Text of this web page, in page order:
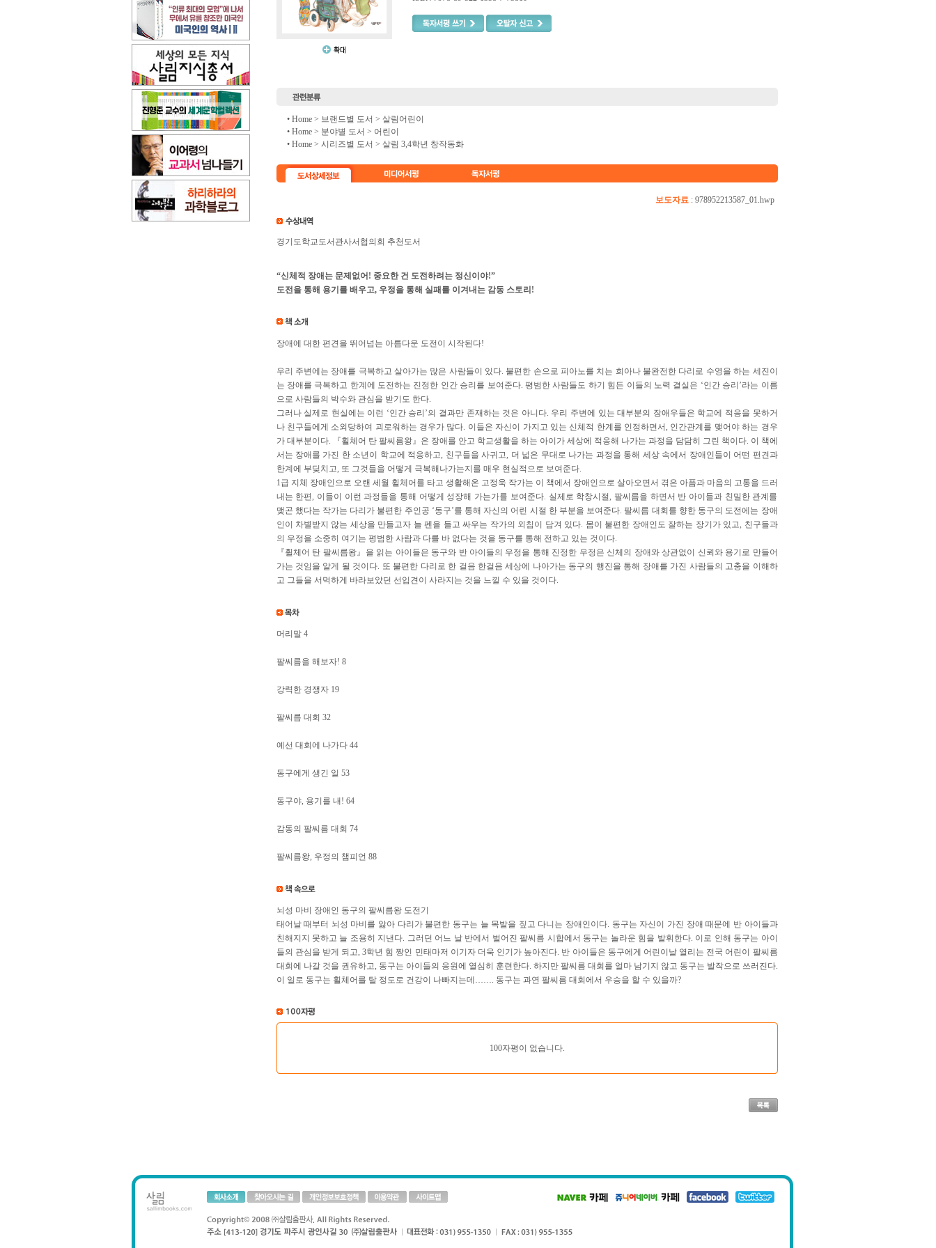
• Home > 브랜드별 도서 > 살림어린이
• Home > 분야별 도서 > 어린이
• Home > 시리즈별 도서 > 살림 3,4학년 창작동화
보도자료: 978952213587_01.hwp
경기도학교도서관사서협의회 추천도서
“신체적 장애는 문제없어! 중요한 건 도전하려는 정신이야!”
도전을 통해 용기를 배우고, 우정을 통해 실패를 이겨내는 감동 스토리!
장애에 대한 편견을 뛰어넘는 아름다운 도전이 시작된다!
우리 주변에는 장애를 극복하고 살아가는 많은 사람들이 있다. 불편한 손으로 피아노를 치는 희아나 불완전한 다리로 수영을 하는 세진이
는 장애를 극복하고 한계에 도전하는 진정한 인간 승리를 보여준다. 평범한 사람들도 하기 힘든 이들의 노력 결실은 ‘인간 승리’라는 이름
으로 사람들의 박수와 관심을 받기도 한다.
그러나 실제로 현실에는 이런 ‘인간 승리’의 결과만 존재하는 것은 아니다. 우리 주변에 있는 대부분의 장애우들은 학교에 적응을 못하거
나 친구들에게 소외당하여 괴로워하는 경우가 많다. 이들은 자신이 가지고 있는 신체적 한계를 인정하면서, 인간관계를 맺어야 하는 경우
가 대부분이다. 『휠체어 탄 팔씨름왕』은 장애를 안고 학교생활을 하는 아이가 세상에 적응해 나가는 과정을 담담히 그린 책이다. 이 책에
서는 장애를 가진 한 소년이 학교에 적응하고, 친구들을 사귀고, 더 넓은 무대로 나가는 과정을 통해 세상 속에서 장애인들이 어떤 편견과
한계에 부딪치고, 또 그것들을 어떻게 극복해나가는지를 매우 현실적으로 보여준다.
1급 지체 장애인으로 오랜 세월 휠체어를 타고 생활해온 고정욱 작가는 이 책에서 장애인으로 살아오면서 겪은 아픔과 마음의 고통을 드러
내는 한편, 이들이 이런 과정들을 통해 어떻게 성장해 가는가를 보여준다. 실제로 학창시절, 팔씨름을 하면서 반 아이들과 친밀한 관계를
맺곤 했다는 작가는 다리가 불편한 주인공 ‘동구’를 통해 자신의 어린 시절 한 부분을 보여준다. 팔씨름 대회를 향한 동구의 도전에는 장애
인이 차별받지 않는 세상을 만들고자 늘 펜을 들고 싸우는 작가의 외침이 담겨 있다. 몸이 불편한 장애인도 잘하는 장기가 있고, 친구들과
의 우정을 소중히 여기는 평범한 사람과 다를 바 없다는 것을 동구를 통해 전하고 있는 것이다.
『휠체어 탄 팔씨름왕』을 읽는 아이들은 동구와 반 아이들의 우정을 통해 진정한 우정은 신체의 장애와 상관없이 신뢰와 용기로 만들어
가는 것임을 알게 될 것이다. 또 불편한 다리로 한 걸음 한걸음 세상에 나아가는 동구의 행진을 통해 장애를 가진 사람들의 고충을 이해하
고 그들을 서먹하게 바라보았던 선입견이 사라지는 것을 느낄 수 있을 것이다.
머리말 4
팔씨름을 해보자! 8
강력한 경쟁자 19
팔씨름 대회 32
예선 대회에 나가다 44
동구에게 생긴 일 53
동구야, 용기를 내! 64
감동의 팔씨름 대회 74
팔씨름왕, 우정의 챔피언 88
뇌성 마비 장애인 동구의 팔씨름왕 도전기
태어날 때부터 뇌성 마비를 앓아 다리가 불편한 동구는 늘 목발을 짚고 다니는 장애인이다. 동구는 자신이 가진 장애 때문에 반 아이들과
친해지지 못하고 늘 조용히 지낸다. 그러던 어느 날 반에서 벌어진 팔씨름 시합에서 동구는 놀라운 힘을 발휘한다. 이로 인해 동구는 아이
들의 관심을 받게 되고, 3학년 힘 짱인 민태마저 이기자 더욱 인기가 높아진다. 반 아이들은 동구에게 어린이날 열리는 전국 어린이 팔씨름
대회에 나갈 것을 권유하고, 동구는 아이들의 응원에 열심히 훈련한다. 하지만 팔씨름 대회를 얼마 남기지 않고 동구는 발작으로 쓰러진다.
이 일로 동구는 휠체어를 탈 정도로 건강이 나빠지는데……. 동구는 과연 팔씨름 대회에서 우승을 할 수 있을까?